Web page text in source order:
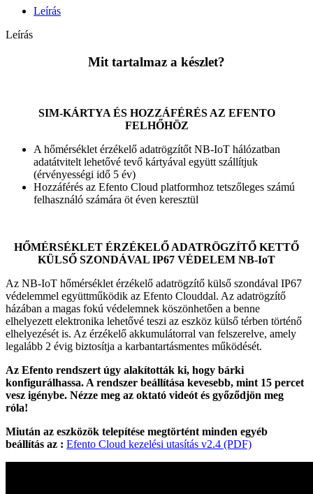
Leírás
Leírás
Mit tartalmaz a készlet?
SIM-KÁRTYA ÉS HOZZÁFÉRÉS AZ EFENTO
FELHŐHÖZ
A hőmérséklet érzékelő adatrögzítőt NB-IoT hálózatban
adatátvitelt lehetővé tevő kártyával együtt szállítjuk
(érvényességi idő 5 év)
Hozzáférés az Efento Cloud platformhoz tetszőleges számú
felhasználó számára öt éven keresztül
HŐMÉRSÉKLET ÉRZÉKELŐ ADATRÖGZÍTŐ KETTŐ
KÜLSŐ SZONDÁVAL IP67 VÉDELEM NB-IoT
Az NB-IoT hőmérséklet érzékelő adatrögzítő külső szondával IP67
védelemmel együttműködik az Efento Clouddal. Az adatrögzítő
házában a magas fokú védelemnek köszönhetően a benne
elhelyezett elektronika lehetővé teszi az eszköz külső térben történő
elhelyezését is. Az érzékelő akkumulátorral van felszerelve, amely
legalább 2 évig biztosítja a karbantartásmentes működését.
Az Efento rendszert úgy alakították ki, hogy bárki
konfigurálhassa. A rendszer beállítása kevesebb, mint 15 percet
vesz igénybe. Nézze meg az oktató videót és győződjön meg
róla!
Miután az eszközök telepítése megtörtént minden egyéb
beállítás az : Efento Cloud kezelési utasítás v2.4 (PDF)